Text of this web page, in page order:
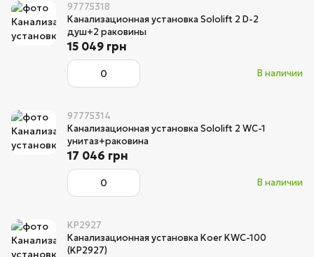
97775318
Канализационная установка Sololift 2 D-2
душ+2 раковины
В наличии
15 049 грн
97775314
Канализационная установка Sololift 2 WC-1
унитаз+раковина
В наличии
17 046 грн
KP2927
Канализационная установка Koer KWC-100
(KP2927)